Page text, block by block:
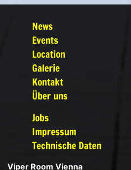
News
Events
Location
Galerie
Kontakt
Über uns
Jobs
Impressum
Technische Daten
Viper Room Vienna